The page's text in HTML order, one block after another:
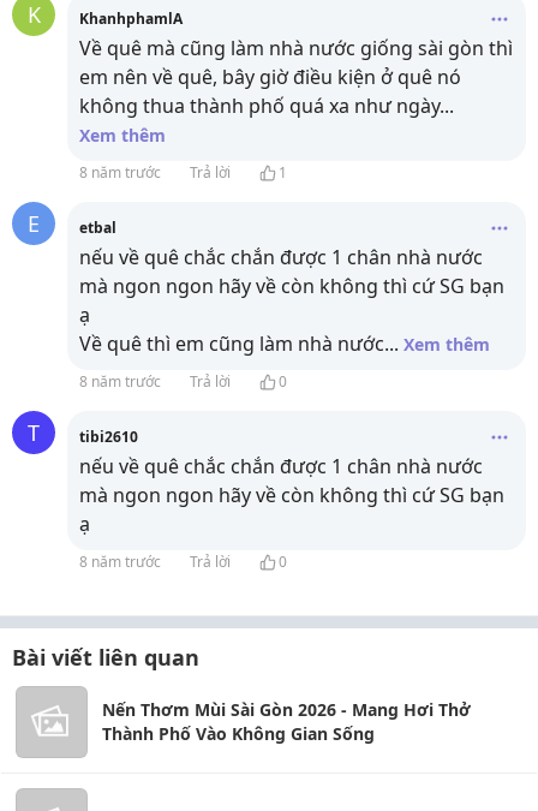
K KhanhphamlA
Về quê mà cũng làm nhà nước giống sài gòn thì
em nên về quê, bây giờ điều kiện ở quê nó
không thua thành phố quá xa như ngày...
Xem thêm
8 năm trước Trả lời 1
E etbal
nếu về quê chắc chắn được 1 chân nhà nước
mà ngon ngon hãy về còn không thì cứ SG bạn
ạ
Về quê thì em cũng làm nhà nước... Xem thêm
8 năm trước Trả lời 0
T tibi2610
nếu về quê chắc chắn được 1 chân nhà nước
mà ngon ngon hãy về còn không thì cứ SG bạn
ạ
8 năm trước Trả lời 0
Bài viết liên quan
Nến Thơm Mùi Sài Gòn 2026 - Mang Hơi Thở
Thành Phố Vào Không Gian Sống